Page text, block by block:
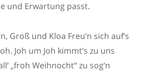
und Erwartung passt.
Groß und Kloa Freu‘n sich auf‘s
Joh um Joh kimmt‘s zu uns
„froh Weihnocht“ zu sog‘n